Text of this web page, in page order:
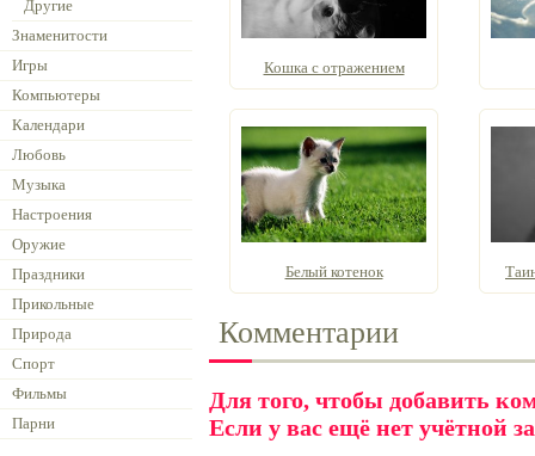
Другие
Знаменитости
Игры
Компьютеры
Календари
Любовь
Музыка
Настроения
Оружие
Праздники
Прикольные
Природа
Спорт
Фильмы
Парни
Кошка с отражением
Белый котенок
Комментарии
Для того, чтобы добавить
Если у вас ещё нет учётной